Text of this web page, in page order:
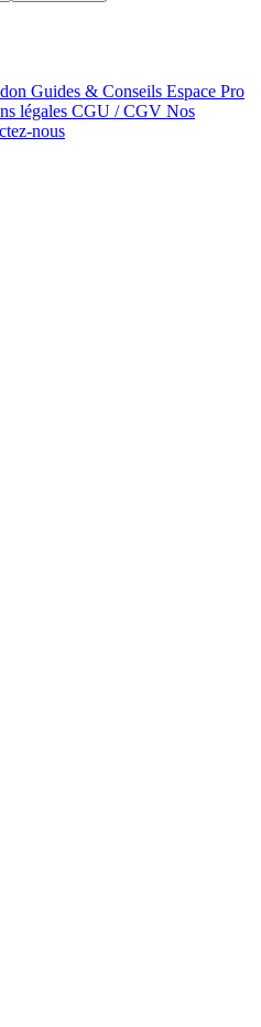
Guides & Conseils Espace Pro
légales CGU / CGV Nos
nous